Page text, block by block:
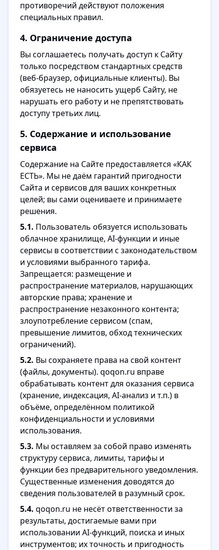
противоречий действуют положения
специальных правил.
4. Ограничение доступа
Вы соглашаетесь получать доступ к Сайту
только посредством стандартных средств
(веб-браузер, официальные клиенты). Вы
обязуетесь не наносить ущерб Сайту, не
нарушать его работу и не препятствовать
доступу третьих лиц.
5. Содержание и использование
сервиса
Содержание на Сайте предоставляется «КАК
ЕСТЬ». Мы не даём гарантий пригодности
Сайта и сервисов для ваших конкретных
целей; вы сами оцениваете и принимаете
решения.
5.1. Пользователь обязуется использовать
облачное хранилище, AI-функции и иные
сервисы в соответствии с законодательством
и условиями выбранного тарифа.
Запрещается: размещение и
распространение материалов, нарушающих
авторские права; хранение и
распространение незаконного контента;
злоупотребление сервисом (спам,
превышение лимитов, обход технических
ограничений).
5.2. Вы сохраняете права на свой контент
(файлы, документы). qoqon.ru вправе
обрабатывать контент для оказания сервиса
(хранение, индексация, AI-анализ и т.п.) в
объёме, определённом политикой
конфиденциальности и условиями
использования.
5.3. Мы оставляем за собой право изменять
структуру сервиса, лимиты, тарифы и
функции без предварительного уведомления.
Существенные изменения доводятся до
сведения пользователей в разумный срок.
5.4. qoqon.ru не несёт ответственности за
результаты, достигаемые вами при
использовании AI-функций, поиска и иных
инструментов; их точность и пригодность